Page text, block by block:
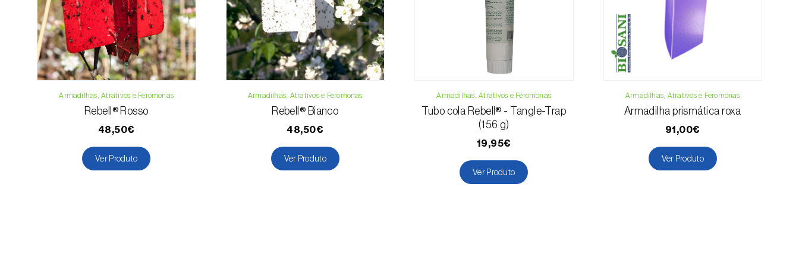
Plantas ornamentais
Prótea
Tabaco
Armadilhas, Atrativos e Feromonas
Rebell® Rosso
48,50€
Ver Produto
Armadilhas, Atrativos e Feromonas
Rebell® Bianco
48,50€
Ver Produto
Armadilhas, Atrativos e Feromonas
Tubo cola Rebell® - Tangle-Trap
(156 g)
19,95€
Ver Produto
Armadilhas, Atrativos e Feromonas
Armadilha prismática roxa
91,00€
Ver Produto